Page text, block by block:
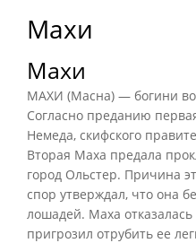
Махи
Махи
МАХИ (Масна) — богини
Согласно преданию
Немеда, скифского
Вторая Маха предала
город Ольстер. Причина
спор утверждал, что она
лошадей. Маха
пригрозил отрубить ее